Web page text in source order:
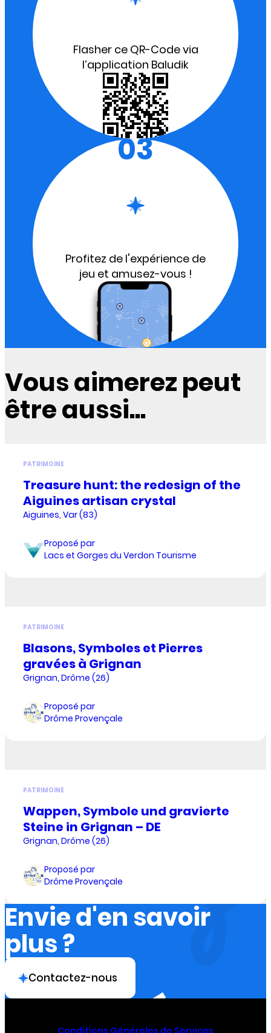
Flasher ce QR-Code via
l’application Baludik
03
Profitez de l'expérience de
jeu et amusez-vous !
Vous aimerez peut
être aussi...
PATRIMOINE
Treasure hunt: the redesign of the
Aiguines artisan crystal
Aiguines, Var (83)
Proposé par
Lacs et Gorges du Verdon Tourisme
PATRIMOINE
Blasons, Symboles et Pierres
gravées à Grignan
Grignan, Drôme (26)
Proposé par
Drôme Provençale
PATRIMOINE
Wappen, Symbole und gravierte
Steine in Grignan – DE
Grignan, Drôme (26)
Proposé par
Drôme Provençale
Envie d'en savoir
plus ?
Contactez-nous